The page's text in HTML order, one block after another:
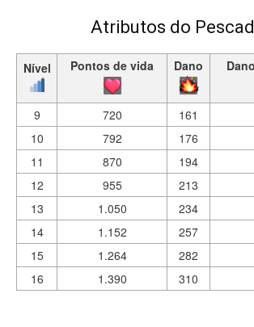
Atributos do
Nível Pontos de vida Dano
9 720 161
10
792 176
11
870 194
12
955 213
13
1.050 234
14
1.152 257
15
1.264 282
16
1.390 310